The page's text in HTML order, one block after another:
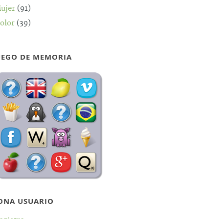
(91)
(39)
DE MEMORIA
USUARIO